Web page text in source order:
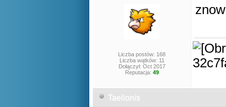
Liczba postów: 168
Liczba wątków: 11
Dołączył: Oct 2017
Reputacja: 49
Taellonis